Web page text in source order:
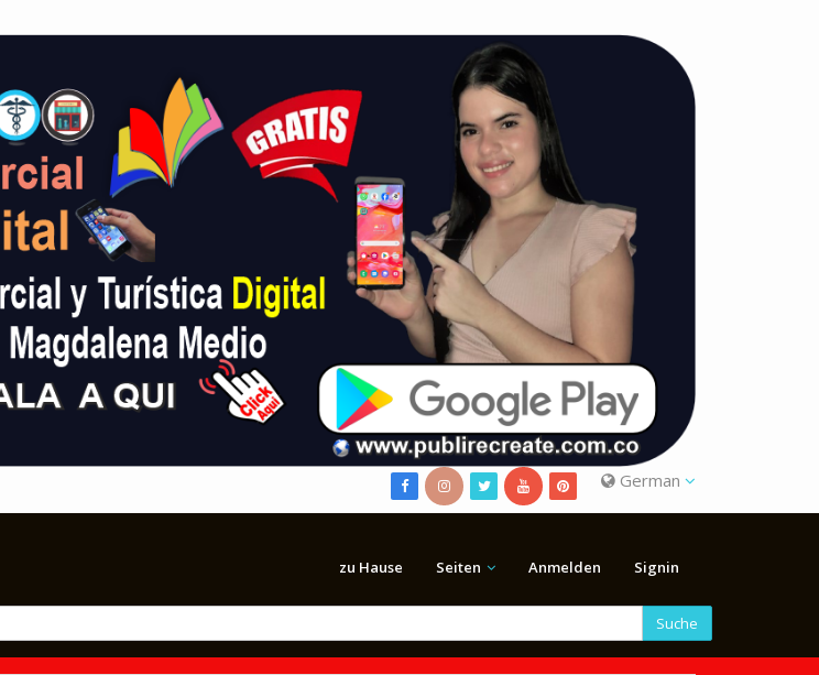
German
zu Hause Seiten Anmelden Signin
Suche